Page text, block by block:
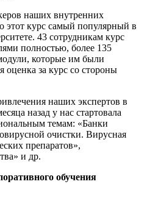
наших внутренних
этот курс самый популярный в
43 сотрудникам курс
полностью, более 135
которые им были
оценка за курс со стороны
наших экспертов в
назад у нас стартовала
темам: «Банки
очистки. Вирусная
препаратов»,
и др.
обучения